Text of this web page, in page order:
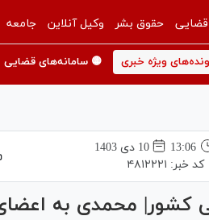
قضایی حقوق بشر وکیل آنلاین جامعه
ویژه خبری 🟡 سامانه‌های قضایی
13:06
10 دی 1403
کد خبر: ۴۸۱۲۲۲۱
کشور| محمدی به